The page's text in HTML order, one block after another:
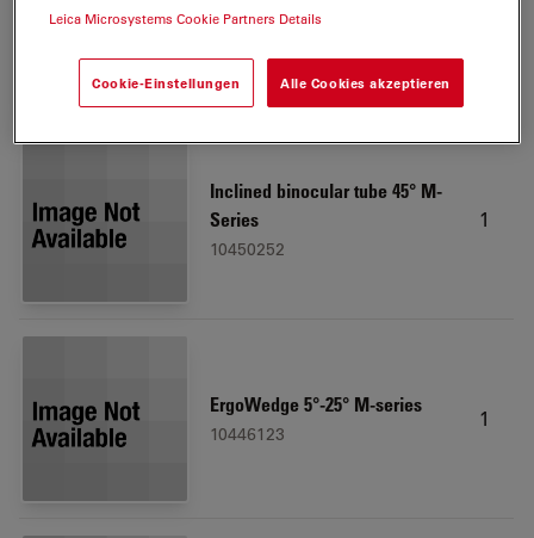
Inclined binocular tube 45° M-
Series
10450252
1
ErgoWedge 5°-25° M-series
10446123
1
Leica Microsystems Cookie Partners Details
Cookie-Einstellungen Alle Cookies akzeptieren